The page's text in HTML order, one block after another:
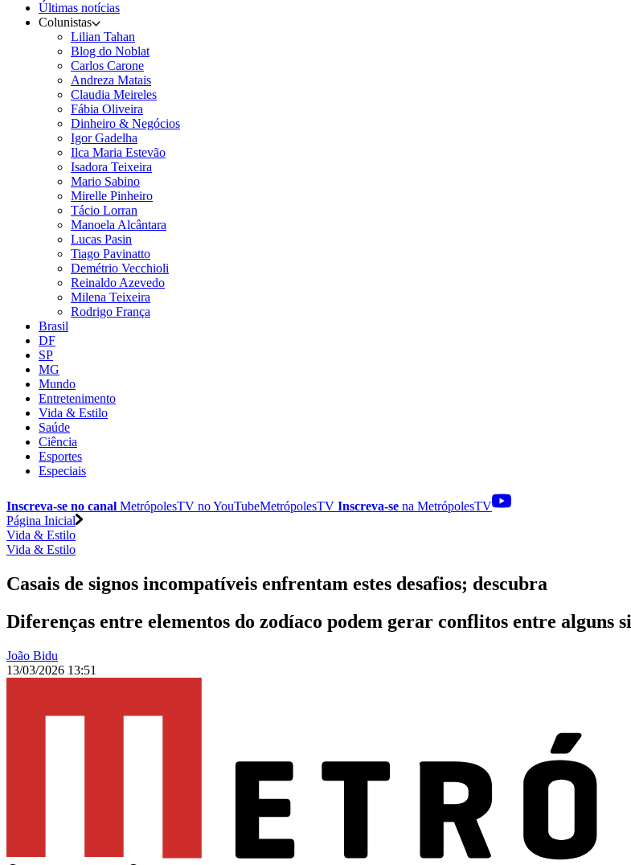
Últimas notícias
Colunistas
Lilian Tahan
Blog do Noblat
Carlos Carone
Andreza Matais
Claudia Meireles
Fábia Oliveira
Dinheiro & Negócios
Igor Gadelha
Ilca Maria Estevão
Isadora Teixeira
Mario Sabino
Mirelle Pinheiro
Tácio Lorran
Manoela Alcântara
Lucas Pasin
Tiago Pavinatto
Demétrio Vecchioli
Reinaldo Azevedo
Milena Teixeira
Rodrigo França
Brasil
DF
SP
MG
Mundo
Entretenimento
Vida & Estilo
Saúde
Ciência
Esportes
Especiais
Inscreva-se no canal MetrópolesTV noYouTubeMetrópolesTV Inscreva-se na MetrópolesTV
Página Inicial
Vida & Estilo
Vida & Estilo
Casais de signos incompatíveis enfrentam estes desafios; descubra
Diferenças entre elementos do zodíaco podem gerar conflitos entre alguns
João Bidu
13/03/2026 13:51